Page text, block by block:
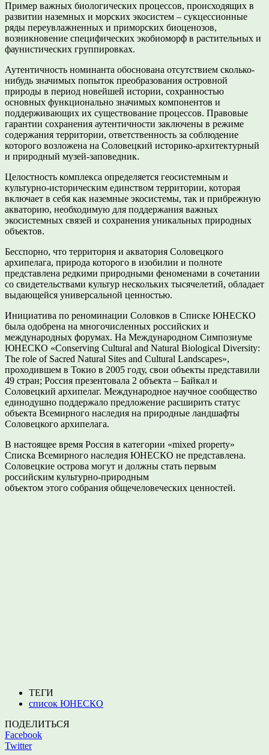
Пример важных биологических процессов, происходящих в
развитии наземных и морских экосистем – сукцессионные
ряды переувлажненных и приморских биоценозов,
возникновение специфических экобиоморф в растительных и
фаунистических группировках.
Аутентичность номинанта обоснована отсутствием сколько-
нибудь значимых попыток преобразования островной
природы в период новейшей истории, сохранностью
основных функционально значимых компонентов и
поддерживающих их существование процессов. Правовые
гарантии сохранения аутентичности заключены в режиме
содержания территории, ответственность за соблюдение
которого возложена на Соловецкий историко-архитектурный
и природный музей-заповедник.
Целостность комплекса определяется геосистемным и
культурно-историческим единством территории, которая
включает в себя как наземные экосистемы, так и прибрежную
акваторию, необходимую для поддержания важных
экосистемных связей и сохранения уникальных природных
объектов.
Бесспорно, что территория и акватория Соловецкого
архипелага, природа которого в изобилии и полноте
представлена редкими природными феноменами в сочетании
со свидетельствами культур нескольких тысячелетий, обладает
выдающейся универсальной ценностью.
Инициатива по реноминации Соловков в Списке ЮНЕСКО
была одобрена на многочисленных российских и
международных форумах. На Международном Симпозиуме
ЮНЕСКО «Conserving Сultural and Natural Biological Diversity:
The role of Sacred Natural Sites and Cultural Landscapes»,
проходившем в Токио в 2005 году, свои объекты представили
49 стран; Россия презентовала 2 объекта – Байкал и
Соловецкий архипелаг. Международное научное сообщество
единодушно поддержало предложение расширить статус
объекта Всемирного наследия на природные ландшафты
Соловецкого архипелага.
В настоящее время Россия в категории «mixed property»
Списка Всемирного наследия ЮНЕСКО не представлена.
Соловецкие острова могут и должны стать первым
российским культурно-природным
объектом этого собрания общечеловеческих ценностей.
ТЕГИ
список ЮНЕСКО
ПОДЕЛИТЬСЯ
Facebook
Twitter